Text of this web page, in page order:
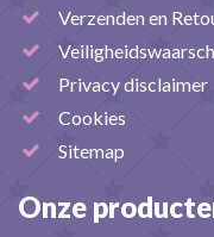
Verzenden en
Privacy disclaimer
Cookies
Sitemap
Onze